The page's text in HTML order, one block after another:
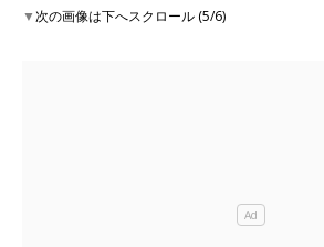
▼次の画像は下へスクロール (5/6)